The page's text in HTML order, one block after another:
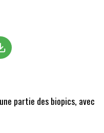
partie des biopics, avec